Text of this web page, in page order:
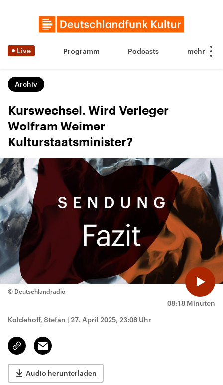
Live Programm Podcasts
Archiv
Kurswechsel. Wird Verleger
Wolfram Weimer
Kulturstaatsminister?
08:18 Minuten
© Deutschlandradio
Koldehoff, Stefan | 27. April 2025, 23:08 Uhr
Link
kopieren/teilen
Email
Audio herunterladen